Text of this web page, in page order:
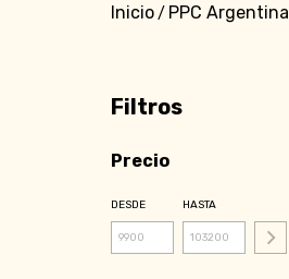
Inicio/ PPC Argentina
Filtros
Precio
DESDE HASTA